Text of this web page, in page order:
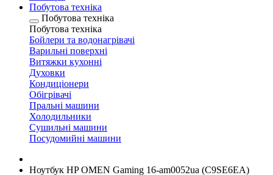
Побутова техніка
Побутова техніка
Побутова техніка
Бойлери та водонагрівачі
Варильні поверхні
Витяжки кухонні
Духовки
Кондиціонери
Обігрівачі
Пральні машини
Холодильники
Сушильні машини
Посудомийні машини
Ноутбук HP OMEN Gaming 16-am0052ua (C9SE6EA)